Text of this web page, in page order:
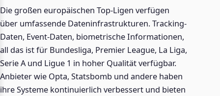
Die großen europäischen Top-Ligen verfügen
über umfassende Dateninfrastrukturen. Tracking-
Daten, Event-Daten, biometrische Informationen,
all das ist für Bundesliga, Premier League, La Liga,
Serie A und Ligue 1 in hoher Qualität verfügbar.
Anbieter wie Opta, Statsbomb und andere haben
ihre Systeme kontinuierlich verbessert und bieten